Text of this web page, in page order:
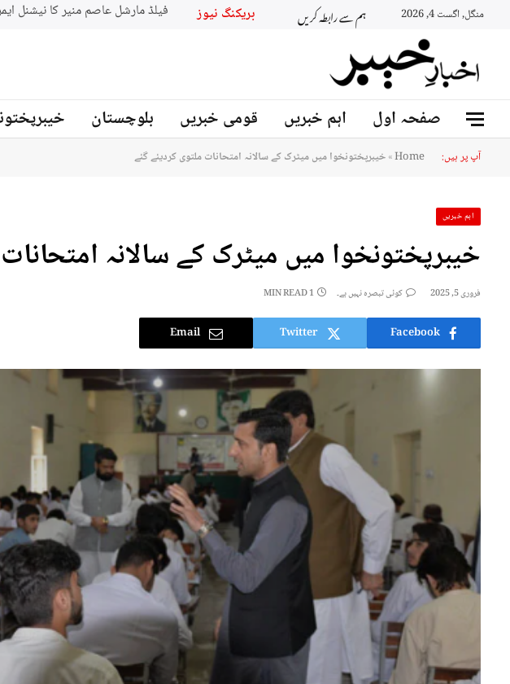
منگل, اگست 4, 2026 ہم سے رابطہ کریں بریکنگ نیوز جنوبي افريقه کے سابق
صفحہ اول اہم خبریں قومی خبریں بلوچستان
آپ پر ہیں: Home
»خیبرپختونخوا میں میٹرک کے سالانہ امتحانات ملتوی کردیئے گئے
اہم خبریں
خیبرپختونخوا میں میٹرک کے سالانہ
فروری 5, 2025 کوئی تبصرہ نہیں ہے۔ 1 MIN READ
Facebook
Twitter
Email